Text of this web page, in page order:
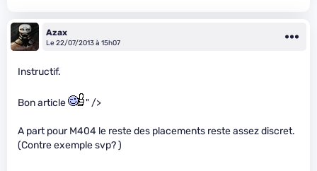
Azax
Le 22/07/2013 à 15h07
Instructif.
Bon article " />
A part pour M404 le reste des placements reste assez discret.
(Contre exemple svp? )